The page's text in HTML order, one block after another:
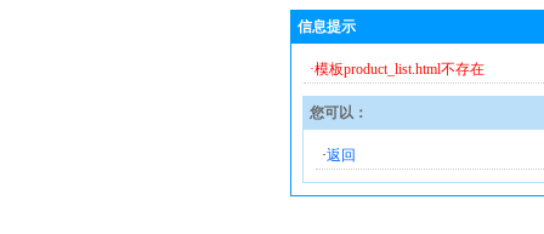
信息提示
·模板product_list.html不存在
您可以：
·返回